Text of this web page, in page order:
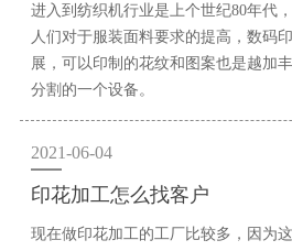
进入到纺织机行业是上个世纪80年代
人们对于服装面料要求的提高，数码
展，可以印制的花纹和图案也是越加
分割的一个设备。
2021-06-04
印花加工怎么找客户
现在做印花加工的工厂比较多，因为